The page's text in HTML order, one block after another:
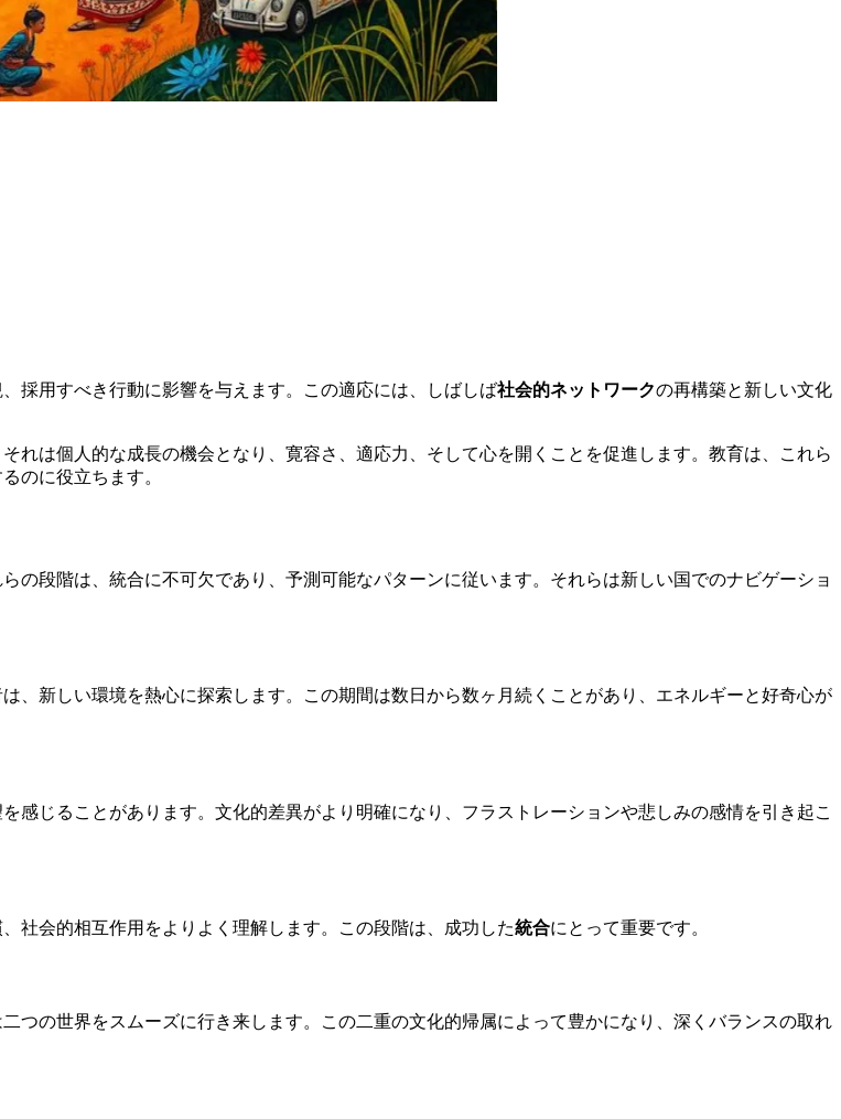
採用すべき行動に影響を与えます。この適応には、しばしば社会的ネットワークの再構築と新しい文化
れは個人的な成長の機会となり、寛容さ、適応力、そして心を開くことを促進します。教育は、これら
のに役立ちます。
の段階は、統合に不可欠であり、予測可能なパターンに従います。それらは新しい国でのナビゲーショ
、新しい環境を熱心に探索します。この期間は数日から数ヶ月続くことがあり、エネルギーと好奇心が
感じることがあります。文化的差異がより明確になり、フラストレーションや悲しみの感情を引き起こ
社会的相互作用をよりよく理解します。この段階は、成功した統合にとって重要です。
つの世界をスムーズに行き来します。この二重の文化的帰属によって豊かになり、深くバランスの取れ